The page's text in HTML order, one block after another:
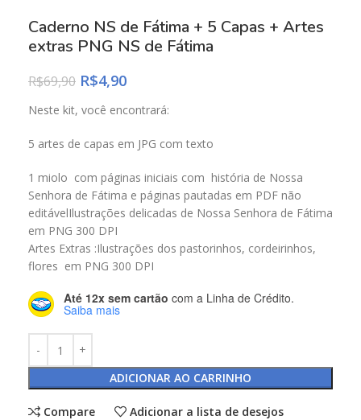
Caderno NS de Fátima + 5 Capas + Artes
extras PNG NS de Fátima
R$69,90 R$4,90
Neste kit, você encontrará:
5 artes de capas em JPG com texto
1 miolo com páginas iniciais com história de Nossa
Senhora de Fátima e páginas pautadas em PDF não
editávelIlustrações delicadas de Nossa Senhora de Fátima
em PNG 300 DPI
Artes Extras :Ilustrações dos pastorinhos, cordeirinhos,
flores em PNG 300 DPI
Até 12x sem cartão com a Linha de Crédito.
Saiba mais
ADICIONAR AO CARRINHO
Compare Adicionar a lista de desejos